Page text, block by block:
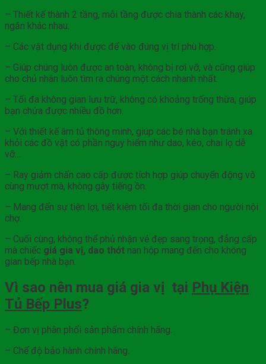
– Thiết kế thành 2 tầng, mỗi tầng được chia thành các khay,
ngăn khác nhau.
– Các vật dụng khi được để vào đúng vị trí phù hợp.
– Giúp chúng luôn được an toàn, không bị rơi vỡ, và cũng giúp
cho chủ nhân luôn tìm ra chúng một cách nhanh nhất.
– Tối đa không gian lưu trữ, không có khoảng trống thừa, giúp
bạn chứa được nhiều đồ hơn.
– Với thiết kế âm tủ thông minh, giúp các bé nhà bạn tránh xa
khỏi các đồ vật có phần nguy hiểm như dao, kéo, chai lọ dễ
vỡ…
– Ray giảm chấn cao cấp được tích hợp giúp chuyển động vô
cùng mượt mà, không gây tiếng ồn.
– Mang đến sự tiện lợi, tiết kiệm tối đa thời gian cho người nội
chợ.
– Cuối cùng, không thể phủ nhận vẻ đẹp sang trọng, đẳng cấp
mà chiếc giá gia vị, dao thớt nan hộp mang đến cho không
gian bếp nhà bạn.
Vì sao nên mua giá gia vị tại Phụ Kiện
Tủ Bếp Plus?
– Đơn vị phân phối sản phẩm chính hãng.
– Chế độ bảo hành chính hãng.